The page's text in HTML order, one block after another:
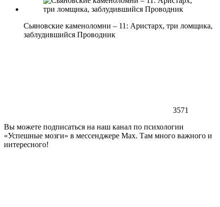
Сьяновские каменоломни – 11: Аристарх, три ломщика,
заблудившийся Проводник
3571
Вы можете подписаться на наш канал по психологии
«Успешные мозги» в мессенджере Max. Там много важного и
интересного!